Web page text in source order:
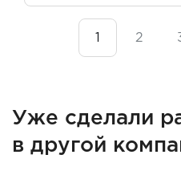
2
Уже сделали
в другой